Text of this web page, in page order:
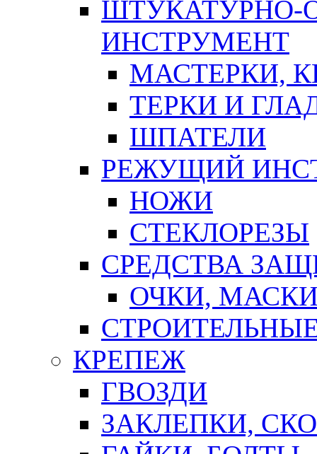
ШТУКАТУРНО-
ИНСТРУМЕНТ
МАСТЕРКИ,
ТЕРКИ И
ШПАТЕЛИ
РЕЖУЩИЙ
НОЖИ
СТЕКЛОРЕЗЫ
СРЕДСТВА
ОЧКИ,
КРЕПЕЖ
ГВОЗДИ
ЗАКЛЕПКИ,